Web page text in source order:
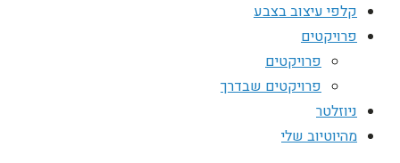
קלפי עיצוב בצבע
פרויקטים
פרויקטים
פרויקטים שבדרך
ניוזלטר
מהיוטיוב שלי